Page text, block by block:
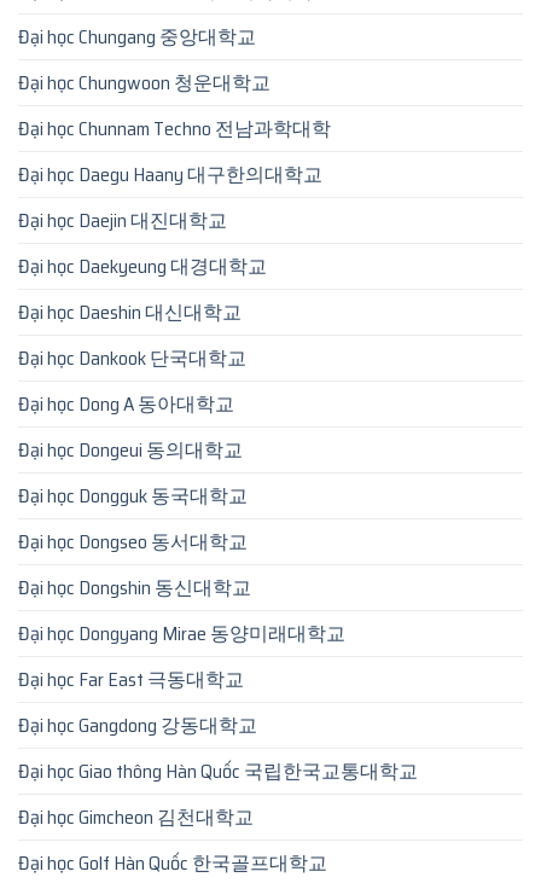
Đại học Chungang 중앙대학교
Đại học Chungwoon 청운대학교
Đại học Chunnam Techno 전남과학대학
Đại học Daegu Haany 대구한의대학교
Đại học Daejin 대진대학교
Đại học Daekyeung 대경대학교
Đại học Daeshin 대신대학교
Đại học Dankook 단국대학교
Đại học Dong A 동아대학교
Đại học Dongeui 동의대학교
Đại học Dongguk 동국대학교
Đại học Dongseo 동서대학교
Đại học Dongshin 동신대학교
Đại học Dongyang Mirae 동양미래대학교
Đại học Far East 극동대학교
Đại học Gangdong 강동대학교
Đại học Giao thông Hàn Quốc 국립한국교통대학교
Đại học Gimcheon 김천대학교
Đại học Golf Hàn Quốc 한국골프대학교